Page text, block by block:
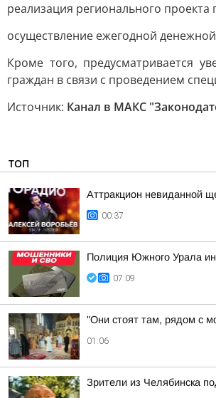
реализация регионального
осуществление ежегодной
Кроме того, предусматривается
граждан в связи с проведением
Источник: Канал в МАКС
ТОП
Аттракцион невиданной
00:37
Полиция Южного Урала
07:09
"Они стоят там, рядом с
01:06
Зрители из Челябинска